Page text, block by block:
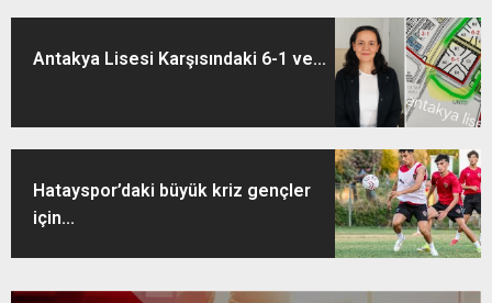
Antakya Lisesi Karşısındaki 6-1 ve...
Hatayspor’daki büyük kriz gençler
için...